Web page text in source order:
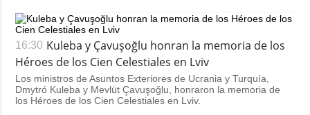
16:30 Kuleba y Çavuşoğlu honran la memoria de los
Héroes de los Cien Celestiales en Lviv
Los ministros de Asuntos Exteriores de Ucrania y Turquía,
Dmytró Kuleba y Mevlüt Çavuşoğlu, honraron la memoria de
los Héroes de los Cien Celestiales en Lviv.